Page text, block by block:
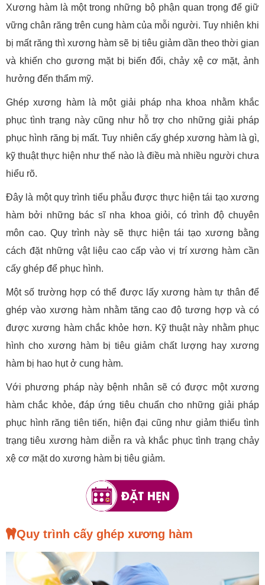
Xương hàm là một trong những bộ phận quan trọng để giữ
vững chân răng trên cung hàm của mỗi người. Tuy nhiên khi
bị mất răng thì xương hàm sẽ bị tiêu giảm dần theo thời gian
và khiến cho gương mặt bị biến đổi, chảy xệ cơ mặt, ảnh
hưởng đến thẩm mỹ.
Ghép xương hàm là một giải pháp nha khoa nhằm khắc
phục tình trạng này cũng như hỗ trợ cho những giải pháp
phục hình răng bị mất. Tuy nhiên cấy ghép xương hàm là gì,
kỹ thuật thực hiện như thế nào là điều mà nhiều người chưa
hiểu rõ.
Đây là một quy trình tiểu phẫu được thực hiện tái tạo xương
hàm bởi những bác sĩ nha khoa giỏi, có trình độ chuyên
môn cao. Quy trình này sẽ thực hiện tái tạo xương bằng
cách đặt những vật liệu cao cấp vào vị trí xương hàm cần
cấy ghép để phục hình.
Một số trường hợp có thể được lấy xương hàm tự thân để
ghép vào xương hàm nhằm tăng cao độ tương hợp và có
được xương hàm chắc khỏe hơn. Kỹ thuật này nhằm phục
hình cho xương hàm bị tiêu giảm chất lượng hay xương
hàm bị hao hụt ở cung hàm.
Với phương pháp này bệnh nhân sẽ có được một xương
hàm chắc khỏe, đáp ứng tiêu chuẩn cho những giải pháp
phục hình răng tiên tiến, hiện đại cũng như giảm thiểu tình
trạng tiêu xương hàm diễn ra và khắc phục tình trạng chảy
xệ cơ mặt do xương hàm bị tiêu giảm.
Quy trình cấy ghép xương hàm